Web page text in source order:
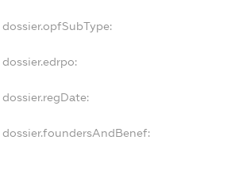
dossier.opfSubType:
dossier.edrpo:
dossier.regDate:
dossier.foundersAndBenef: